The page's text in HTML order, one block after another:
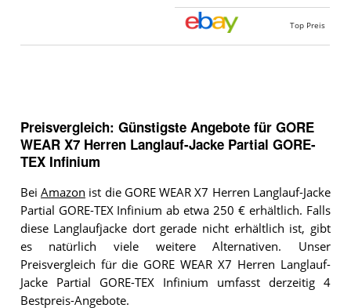
Top Preis
Preisvergleich: Günstigste Angebote für GORE
WEAR X7 Herren Langlauf-Jacke Partial GORE-
TEX Infinium
Bei Amazon ist die GORE WEAR X7 Herren Langlauf-Jacke
Partial GORE-TEX Infinium ab etwa 250 € erhältlich. Falls
diese Langlaufjacke dort gerade nicht erhältlich ist, gibt
es natürlich viele weitere Alternativen. Unser
Preisvergleich für die GORE WEAR X7 Herren Langlauf-
Jacke Partial GORE-TEX Infinium umfasst derzeitig 4
Bestpreis-Angebote.